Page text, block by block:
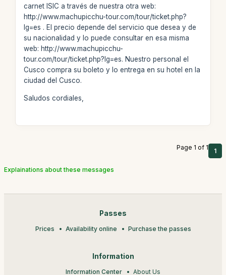
carnet ISIC a través de nuestra otra web:
http://www.machupicchu-tour.com/tour/ticket.php?
lg=es . El precio depende del servicio que desea y de
su nacionalidad y lo puede consultar en esa misma
web: http://www.machupicchu-
tour.com/tour/ticket.php?lg=es. Nuestro personal el
Cusco compra su boleto y lo entrega en su hotel en la
ciudad del Cusco.
Saludos cordiales,
Page 1 of 1 1
Explainations about these messages
Passes
Prices Availability online Purchase the passes
Information
Information Center About Us